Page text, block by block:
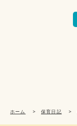
ホーム > 保育日記 >